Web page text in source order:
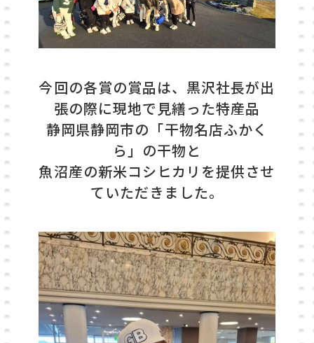
今回の各賞の賞品は、黒沢社長が出
張の際に現地で見繕った特産品
静岡県静岡市の「干物名店ふかく
ら」の干物と
魚沼産の新米コシヒカリを提供させ
ていただきました。